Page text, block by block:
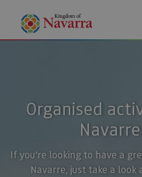
Organised
Navarre
If you’re looking to have a
Navarre, just take a look